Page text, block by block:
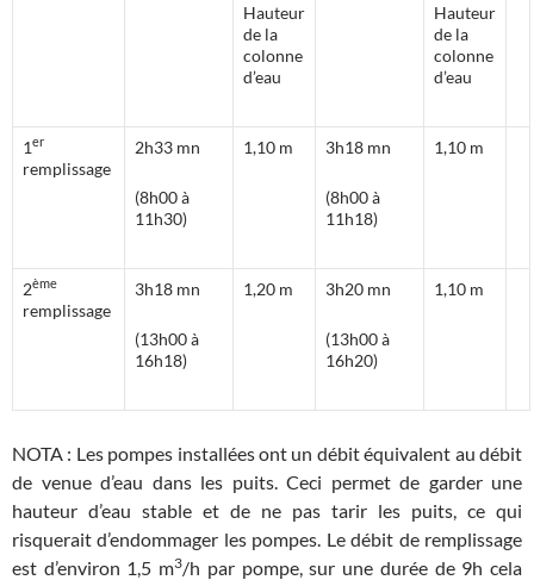
Hauteur
de la
colonne
d’eau
Hauteur
de la
colonne
d’eau
1er
remplissage
2h33 mn
(8h00 à
11h30)
1,10 m 3h18 mn
(8h00 à
11h18)
1,10 m
2ème
remplissage
3h18 mn
(13h00 à
16h18)
1,20 m 3h20 mn
(13h00 à
16h20)
1,10 m
NOTA : Les pompes installées ont un débit équivalent au débit
de venue d’eau dans les puits. Ceci permet de garder une
hauteur d’eau stable et de ne pas tarir les puits, ce qui
risquerait d’endommager les pompes. Le débit de remplissage
est d’environ 1,5 m3/h par pompe, sur une durée de 9h cela